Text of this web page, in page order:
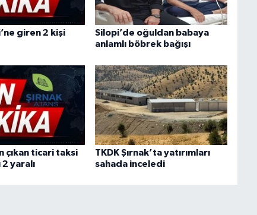
giren 2 kişi
Silopi’de oğuldan babaya
anlamlı böbrek bağışı
çıkan ticari taksi
2 yaralı
TKDK Şırnak’ta yatırımları
sahada inceledi